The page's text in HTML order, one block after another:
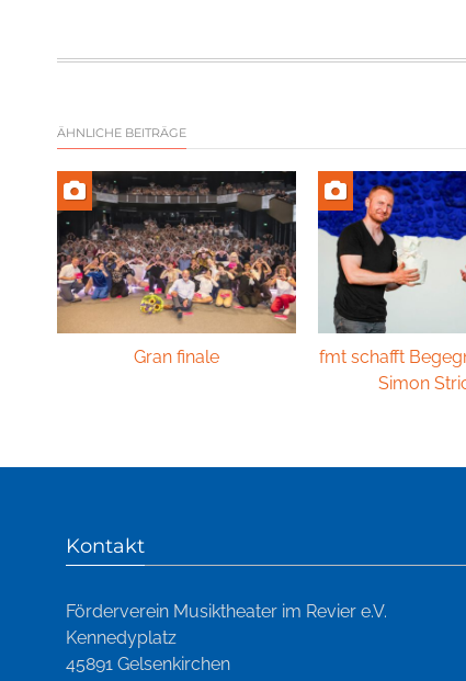
ÄHNLICHE BEITRÄGE
Gran finale
fmt schafft
Simon
Kontakt
Förderverein Musiktheater im Revier e.V.
Kennedyplatz
45891 Gelsenkirchen